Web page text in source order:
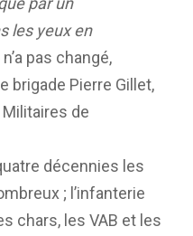
les yeux en
n’a pas changé,
brigade Pierre Gillet,
de
décennies les
; l’infanterie
chars, les VAB et les